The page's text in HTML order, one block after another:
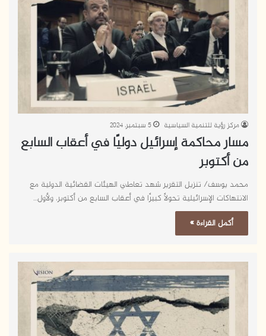
مركز رؤية للتنمية السياسية 5 سبتمبر، 2024
مسار محاكمة إسرائيل دوليًا في أعقاب السابع
من أكتوبر
محمد يوسف/ تنزيل التقرير شهد تعاطي الهيئات القضائية الدولية مع
الانتهاكات الإسرائيلية تحولًا كبيرًا في أعقاب السابع من أكتوبر، ولأول…
أكمل القراءة »